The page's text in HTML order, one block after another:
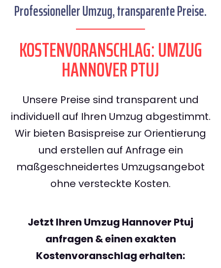
Professioneller Umzug, transparente Preise.
KOSTENVORANSCHLAG: UMZUG
HANNOVER PTUJ
Unsere Preise sind transparent und
individuell auf Ihren Umzug abgestimmt.
Wir bieten Basispreise zur Orientierung
und erstellen auf Anfrage ein
maßgeschneidertes Umzugsangebot
ohne versteckte Kosten.
Jetzt Ihren Umzug Hannover Ptuj
anfragen & einen exakten
Kostenvoranschlag erhalten: